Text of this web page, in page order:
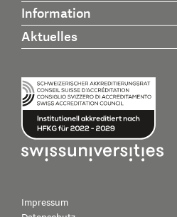
Information
Aktuelles
Impressum